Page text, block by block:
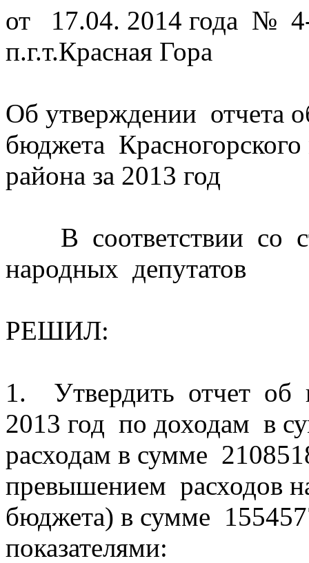
от 17.04. 2014 года №
п.г.т.Красная Гора
Об утверждении отчета
бюджета
района за 2013 год
В соответствии со
народных депутатов
РЕШИЛ:
1. Утвердить отчет об
2013 год по доходам в
расходам в сумме
превышением расходов
бюджета) в сумме
показателями: